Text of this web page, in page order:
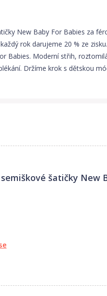
New Baby For Babies za
rok darujeme 20 % ze
Babies. Moderní střih,
Držíme krok s dětskou
šatičky New